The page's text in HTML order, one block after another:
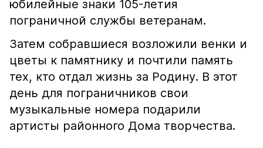
юбилейные знаки 105-летия
пограничной службы ветеранам.
Затем собравшиеся возложили венки и
цветы к памятнику и почтили память
тех, кто отдал жизнь за Родину. В этот
день для пограничников свои
музыкальные номера подарили
артисты районного Дома творчества.